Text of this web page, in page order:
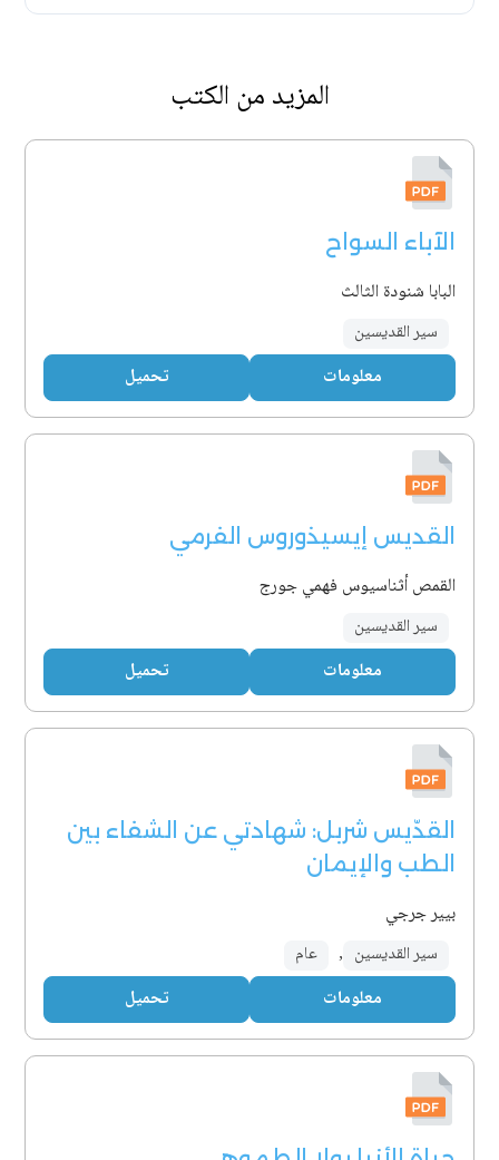
المزيد من الكتب
الآباء السواح
البابا شنودة الثالث
سير القديسين
معلومات تحميل
القديس إيسيذوروس الفرمي
القمص أثناسيوس فهمي جورج
سير القديسين
معلومات تحميل
القدّيس شربل: شهادتي عن الشفاء بين
الطب والإيمان
بيير جرجي
سير القديسين , عام
معلومات تحميل